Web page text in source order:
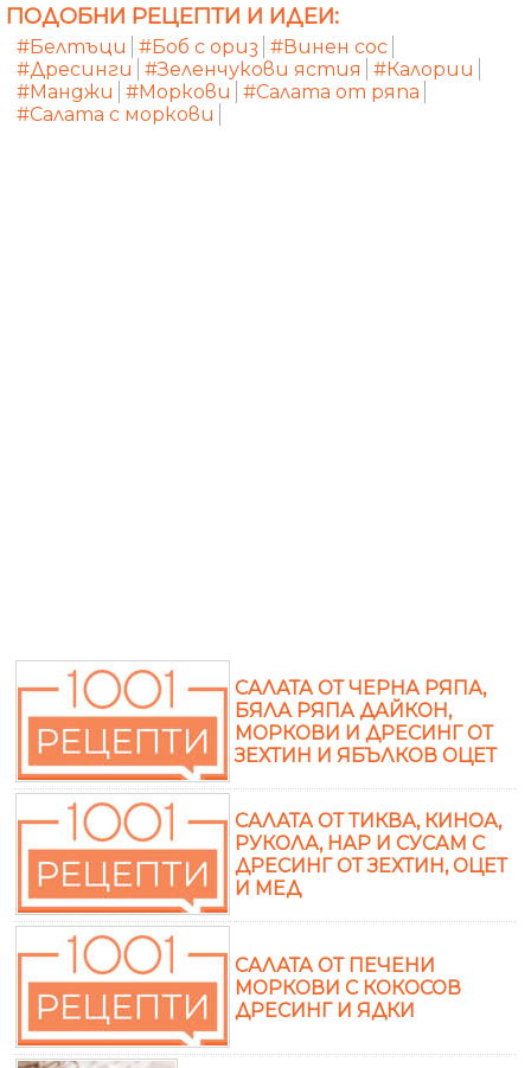
ПОДОБНИ РЕЦЕПТИ И ИДЕИ:
#Белтъци #Боб с ориз #Винен сос
#Дресинги
#Зеленчукови ястия
#Калории
#Манджи
#Моркови
#Салата от ряпа
#Салата с моркови
САЛАТА ОТ ЧЕРНА РЯПА,
БЯЛА РЯПА ДАЙКОН,
МОРКОВИ И ДРЕСИНГ ОТ
ЗЕХТИН И ЯБЪЛКОВ ОЦЕТ
САЛАТА ОТ ТИКВА, КИНОА,
РУКОЛА, НАР И СУСАМ С
ДРЕСИНГ ОТ ЗЕХТИН, ОЦЕТ
И МЕД
САЛАТА ОТ ПЕЧЕНИ
МОРКОВИ С КОКОСОВ
ДРЕСИНГ И ЯДКИ